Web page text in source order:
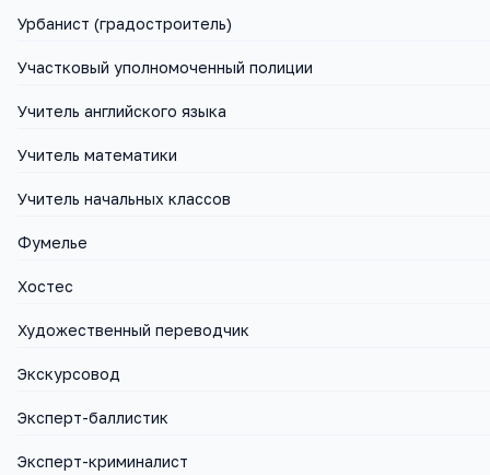
Урбанист (градостроитель)
Участковый уполномоченный полиции
Учитель английского языка
Учитель математики
Учитель начальных классов
Фумелье
Хостес
Художественный переводчик
Экскурсовод
Эксперт-баллистик
Эксперт-криминалист